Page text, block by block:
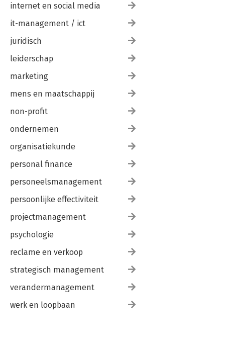
internet en social media
it-management / ict
juridisch
leiderschap
marketing
mens en maatschappij
non-profit
ondernemen
organisatiekunde
personal finance
personeelsmanagement
persoonlijke effectiviteit
projectmanagement
psychologie
reclame en verkoop
strategisch management
verandermanagement
werk en loopbaan